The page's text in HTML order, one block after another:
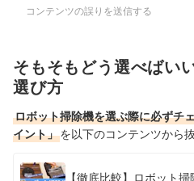
コンテンツの誤りを送信する
そもそもどう選べばい
選び方
ロボット掃除機を選ぶ際に必ずチ
イント」を以下のコンテンツから
【徹底比較】ロボット